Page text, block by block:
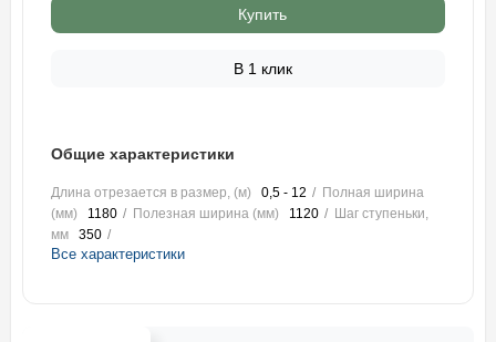
Купить
В 1 клик
Общие характеристики
Длина отрезается в размер, (м) 0,5 - 12
Полная ширина
(мм)
1180 Полезная ширина (мм) 1120
Шаг ступеньки,
мм
350
Все характеристики